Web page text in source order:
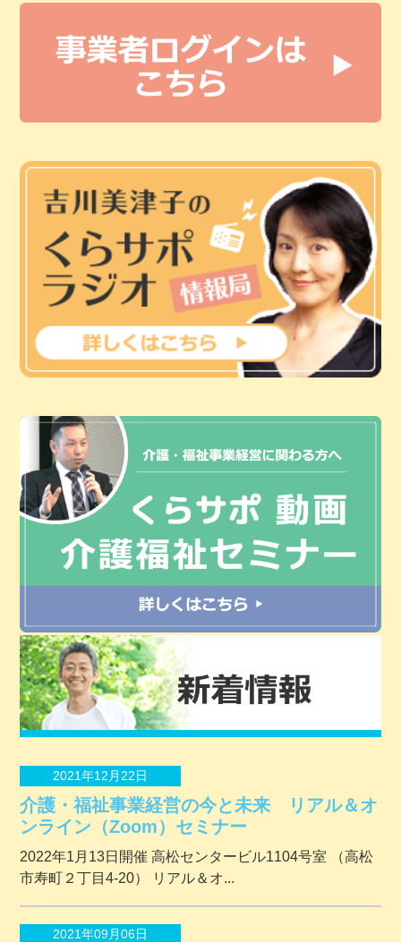
2021年12月22日
介護・福祉事業経営の今と未来 リアル＆オ
ンライン（Zoom）セミナー
2022年1月13日開催 ⾼松センタービル1104号室 （⾼松
市寿町２丁⽬4-20） リアル＆オ...
2021年09月06日